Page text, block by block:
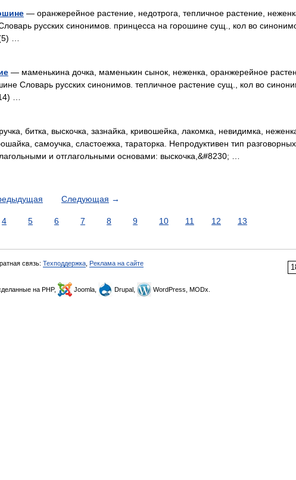
— оранжерейное растение, недотрога, тепличное растение,
русских синонимов. принцесса на горошине сущ., кол во
…
— маменькина дочка, маменькин сынок, неженка, оранжерейное
Словарь русских синонимов. тепличное растение сущ., кол во
…
битка, выскочка, зазнайка, кривошейка, лакомка, невидимка,
самоучка, сластоежка, тараторка. Непродуктивен тип
и отглагольными основами: выскочка,&#8230; …
Следующая →
4 5 6 7 8 9 10 11 12 13
связь: Техподдержка Реклама на сайте
сделанные на PHP, Joomla, Drupal, WordPress, MODx.